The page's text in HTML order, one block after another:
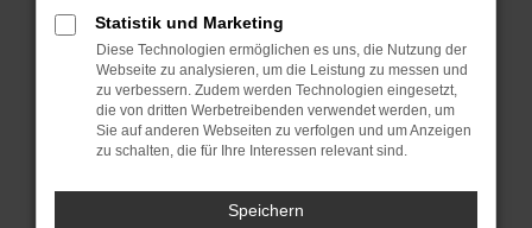
Stelle sicher, dass dein Browser und dein
Betriebssystem auf dem neuesten Stand
sind.
Veraltete Software birgt nicht nur ein
Sicherheitsrisiko, sondern kann auch dazu
führen, dass bestimmte Funktionen nicht mehr
Wende dich an den Webseitenbetreiber.
Statistik und Marketing
Diese Technologien ermöglichen es uns, die Nutzung der
Webseite zu analysieren, um die Leistung zu messen und
zu verbessern. Zudem werden Technologien eingesetzt,
die von dritten Werbetreibenden verwendet werden, um
Sie auf anderen Webseiten zu verfolgen und um Anzeigen
zu schalten, die für Ihre Interessen relevant sind.
Speichern